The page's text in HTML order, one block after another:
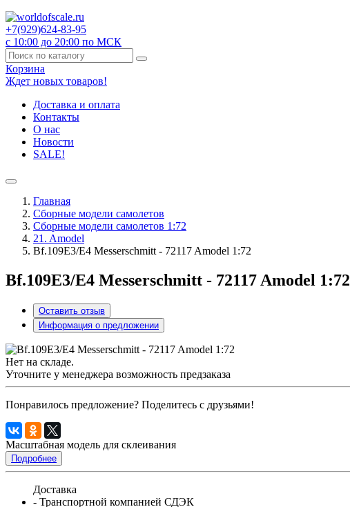
+7(929)624-83-95
с 10:00 до 20:00 по МСК
Корзина
Ждет новых товаров!
Доставка и оплата
Контакты
О нас
Новости
SALE!
Главная
Сборные модели самолетов
Сборные модели самолетов 1:72
21. Amodel
Bf.109E3/E4 Messerschmitt - 72117 Amodel 1:72
Bf.109E3/E4 Messerschmitt - 72117 Amodel 1:72
Оставить отзыв
Информация о предложении
Нет на складе.
Уточните у менеджера возможность предзаказа
Понравилось предложение? Поделитесь с друзьями!
Масштабная модель для склеивания
Подробнее
Доставка
- Транспортной компанией СДЭК